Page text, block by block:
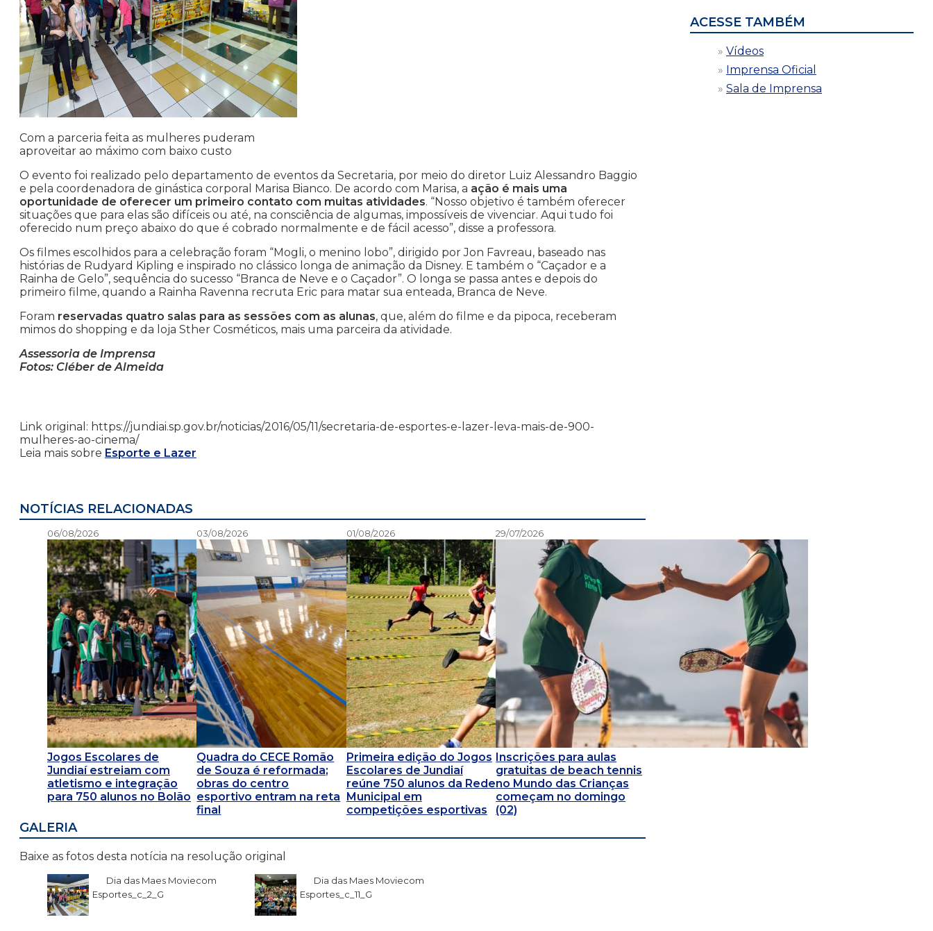
Com a parceria feita as mulheres puderam
aproveitar ao máximo com baixo custo
O evento foi realizado pelo departamento de eventos da Secretaria, por meio do diretor Luiz Alessandro Baggio
e pela coordenadora de ginástica corporal Marisa Bianco. De acordo com Marisa, a ação é mais uma
oportunidade de oferecer um primeiro contato com muitas atividades. “Nosso objetivo é também oferecer
situações que para elas são difíceis ou até, na consciência de algumas, impossíveis de vivenciar. Aqui tudo foi
oferecido num preço abaixo do que é cobrado normalmente e de fácil acesso”, disse a professora.
Os filmes escolhidos para a celebração foram “Mogli, o menino lobo”, dirigido por Jon Favreau, baseado nas
histórias de Rudyard Kipling e inspirado no clássico longa de animação da Disney. E também o “Caçador e a
Rainha de Gelo”, sequência do sucesso “Branca de Neve e o Caçador”. O longa se passa antes e depois do
primeiro filme, quando a Rainha Ravenna recruta Eric para matar sua enteada, Branca de Neve.
Foram reservadas quatro salas para as sessões com as alunas, que, além do filme e da pipoca, receberam
mimos do shopping e da loja Sther Cosméticos, mais uma parceira da atividade.
Assessoria de Imprensa
Fotos: Cléber de Almeida
Link original: https://jundiai.sp.gov.br/noticias/2016/05/11/secretaria-de-esportes-e-lazer-leva-mais-de-900-
mulheres-ao-cinema/
Leia mais sobre Esporte e Lazer
NOTÍCIAS RELACIONADAS
06/08/2026
Jogos Escolares de
Jundiaí estreiam com
atletismo e integração
para 750 alunos no Bolão
03/08/2026
Quadra do CECE Romão
de Souza é reformada;
obras do centro
esportivo entram na reta
final
01/08/2026
Primeira edição do Jogos
Escolares de Jundiaí
reúne 750 alunos da Rede
Municipal em
competições esportivas
29/07/2026
Inscrições para aulas
gratuitas de beach tennis
no Mundo das Crianças
começam no domingo
(02)
GALERIA
Baixe as fotos desta notícia na resolução original
Dia das Maes Moviecom
Esportes_c_2_G
Dia das Maes Moviecom
Esportes_c_11_G
ACESSE TAMBÉM
Vídeos
Imprensa Oficial
Sala de Imprensa